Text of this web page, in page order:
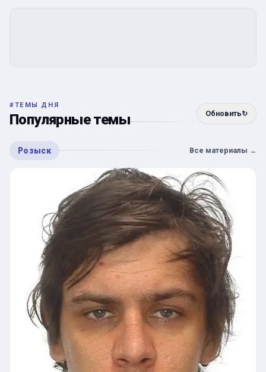
#ТЕМЫ ДНЯ
Популярные темы Обновить↻
Розыск Все материалы →